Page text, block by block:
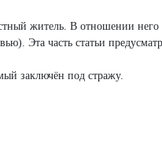
житель. В отношении
Эта часть статьи
заключён под стражу.